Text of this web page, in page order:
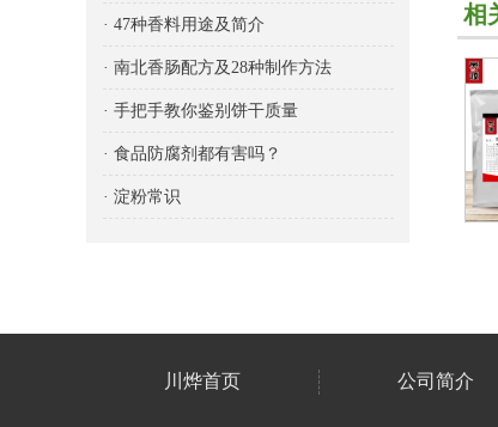
· 47种香料用途及简介
· 南北香肠配方及28种制作方法
· 手把手教你鉴别饼干质量
· 食品防腐剂都有害吗？
· 淀粉常识
相
川烨首页 公司简介